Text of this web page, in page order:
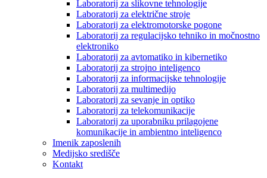
Laboratorij za slikovne tehnologije
Laboratorij za električne stroje
Laboratorij za elektromotorske pogone
Laboratorij za regulacijsko tehniko in močnostno
elektroniko
Laboratorij za avtomatiko in kibernetiko
Laboratorij za strojno inteligenco
Laboratorij za informacijske tehnologije
Laboratorij za multimedijo
Laboratorij za sevanje in optiko
Laboratorij za telekomunikacije
Laboratorij za uporabniku prilagojene
komunikacije in ambientno inteligenco
Imenik zaposlenih
Medijsko središče
Kontakt